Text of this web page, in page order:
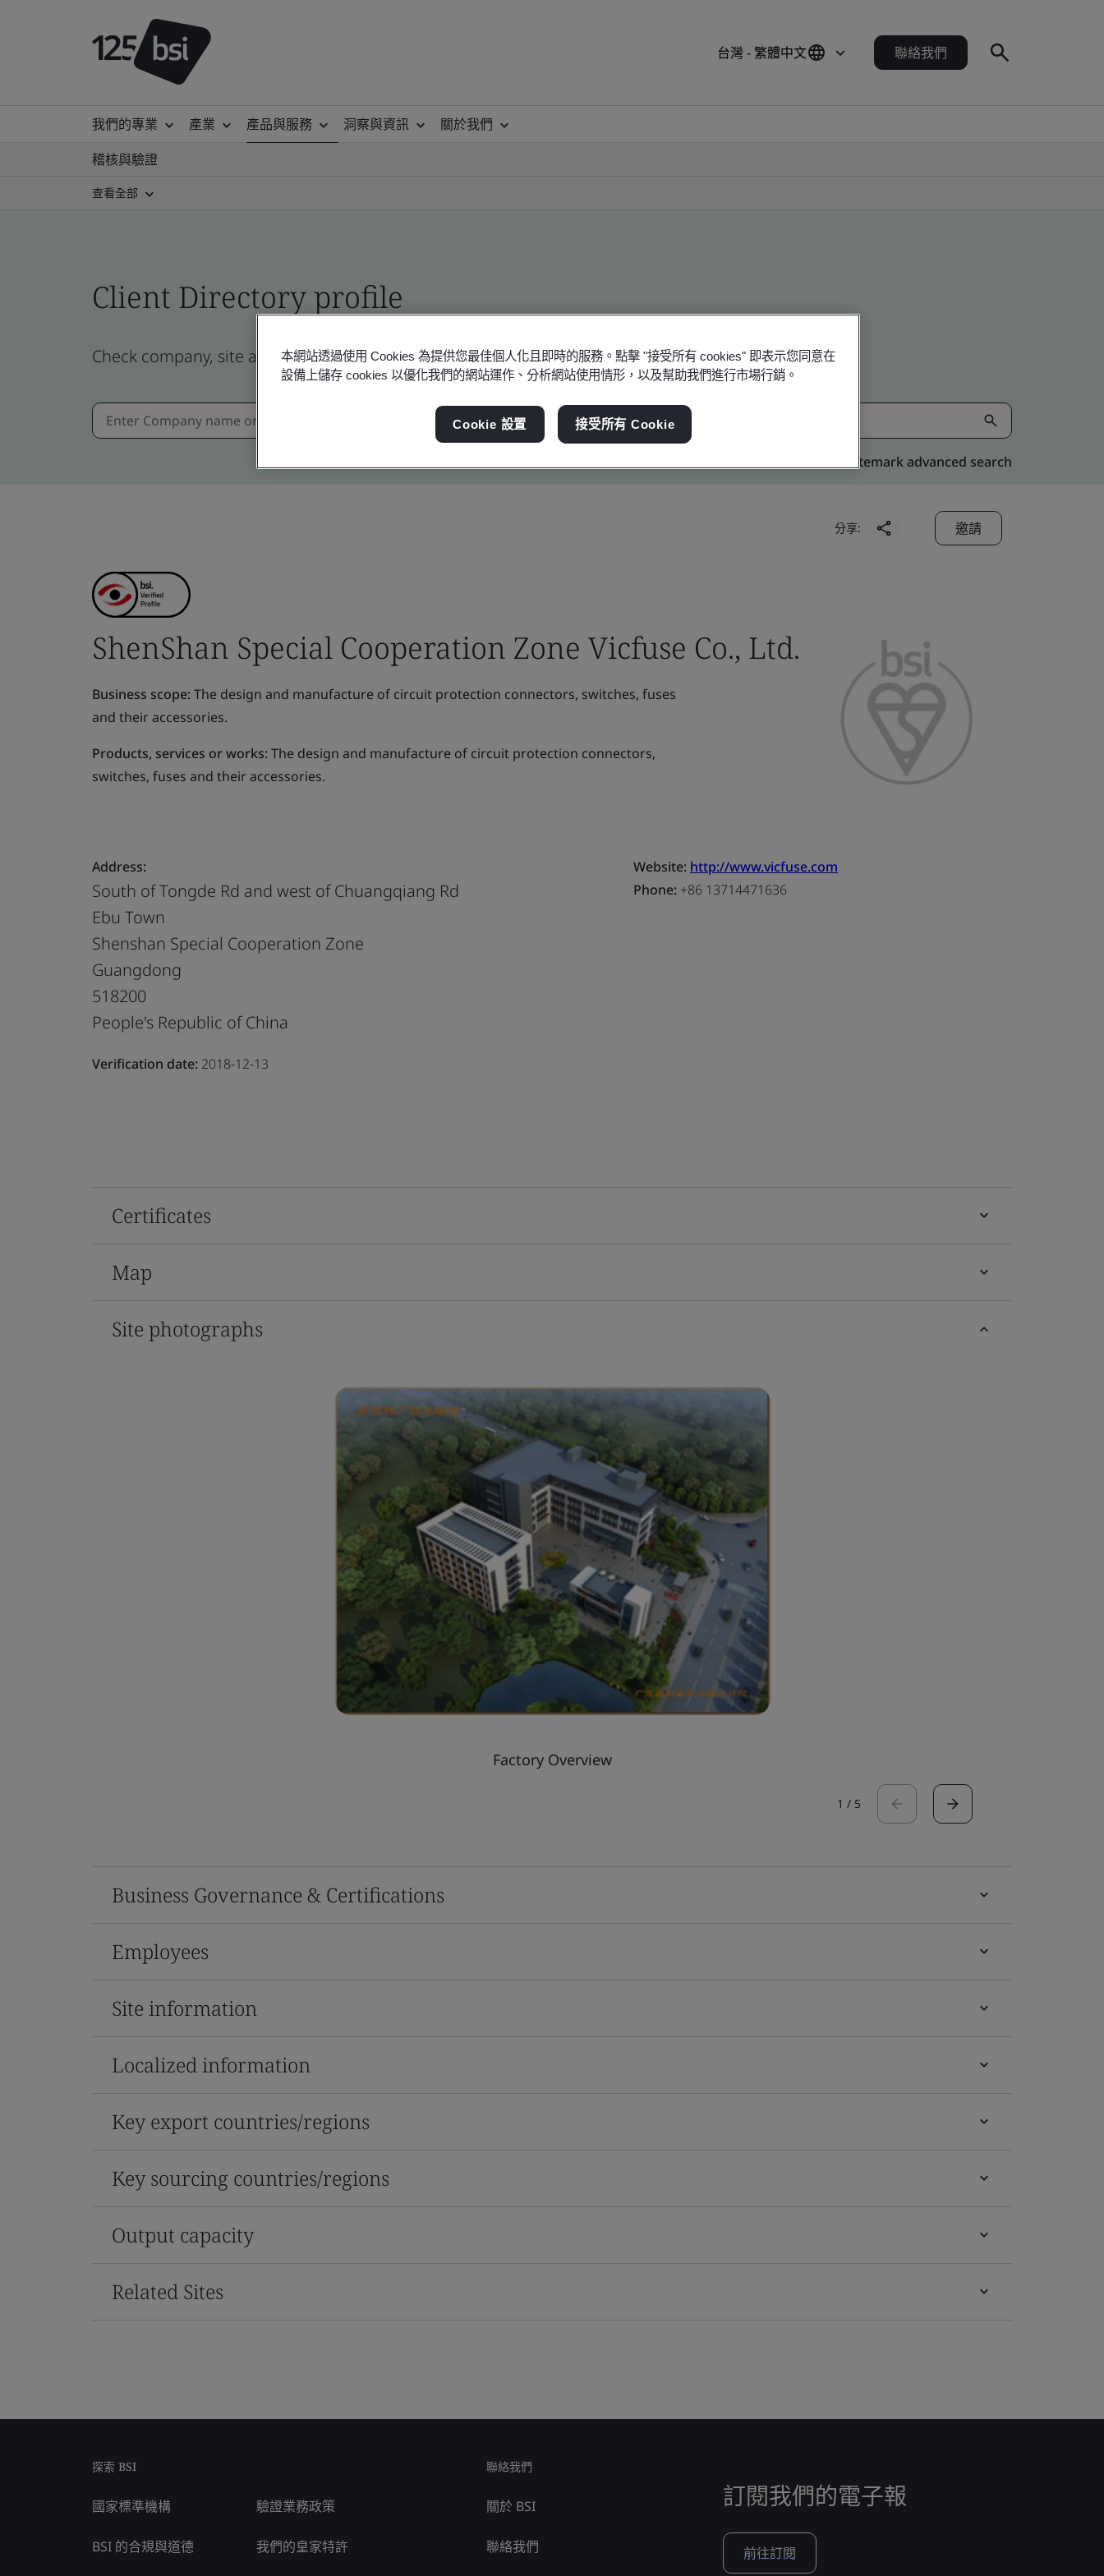
台灣 - 繁體中文 聯絡我們
我們的專業 產業 產品與服務 洞察與資訊
關於我們
稽核與驗證
查看全部
Client Directory profile
Check company, site and product certificates - Validation and Verification
Kitemark advanced search
分享: 邀請
ShenShan Special Cooperation Zone Vicfuse Co., Ltd.
Business scope:The design and manufacture of circuit protection connectors, switches, fuses
and their accessories.
Products, services or works:The design and manufacture of circuit protection connectors,
switches, fuses and their accessories.
Address:
South of Tongde Rd and west of Chuangqiang Rd
Ebu Town
Shenshan Special Cooperation Zone
Guangdong
518200
People's Republic of China
Verification date: 2018-12-13
Website: http://www.vicfuse.com
Phone: +86 13714471636
Certificates
Map
Site photographs
Factory Overview
1 / 5
Business Governance & Certifications
Employees
Site information
Localized information
Key export countries/regions
Key sourcing countries/regions
Output capacity
Related Sites
探索 BSI
國家標準機構
BSI 的合規與道德
驗證業務政策
我們的皇家特許
聯絡我們
關於 BSI
聯絡我們
訂閱我們的電子報
前往訂閱
本網站透過使用 Cookies 為提供您最佳個人化且即時的服務。點擊 "接受所有 cookies" 即表示您同意在
設備上儲存 cookies 以優化我們的網站運作、分析網站使用情形，以及幫助我們進行市場行銷。
Cookie 設置 接受所有 Cookie